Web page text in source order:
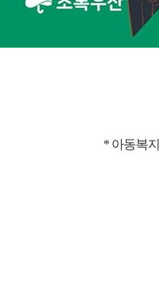
* 아동복